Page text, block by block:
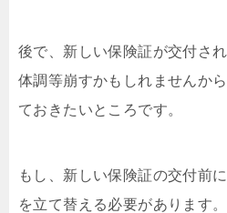
後で、新しい保険証が交付さ
体調等崩すかもしれませんか
ておきたいところです。
もし、新しい保険証の交付前
を立て替える必要があります。